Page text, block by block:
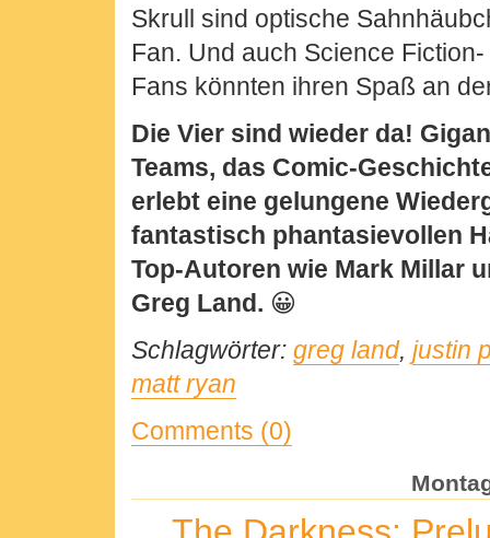
Skrull sind optische
Fan. Und auch Science
Fans könnten ihren Spaß an
Die Vier sind wieder da!
Teams, das Comic-
erlebt eine gelungene
fantastisch phantasievollen
Top-Autoren wie Mark Millar
Greg Land. 😀
Schlagwörter: greg land, justin
matt ryan
Comments (0)